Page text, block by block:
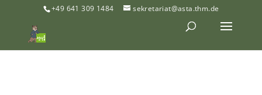
+49 641 309 1484 sekretariat@asta.thm.de